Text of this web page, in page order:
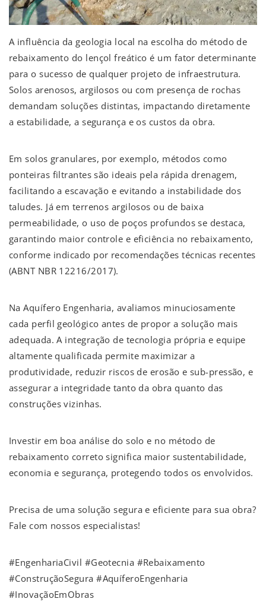
A influência da geologia local na escolha do método de
rebaixamento do lençol freático é um fator determinante
para o sucesso de qualquer projeto de infraestrutura.
Solos arenosos, argilosos ou com presença de rochas
demandam soluções distintas, impactando diretamente
a estabilidade, a segurança e os custos da obra.
Em solos granulares, por exemplo, métodos como
ponteiras filtrantes são ideais pela rápida drenagem,
facilitando a escavação e evitando a instabilidade dos
taludes. Já em terrenos argilosos ou de baixa
permeabilidade, o uso de poços profundos se destaca,
garantindo maior controle e eficiência no rebaixamento,
conforme indicado por recomendações técnicas recentes
(ABNT NBR 12216/2017).
Na Aquífero Engenharia, avaliamos minuciosamente
cada perfil geológico antes de propor a solução mais
adequada. A integração de tecnologia própria e equipe
altamente qualificada permite maximizar a
produtividade, reduzir riscos de erosão e sub-pressão, e
assegurar a integridade tanto da obra quanto das
construções vizinhas.
Investir em boa análise do solo e no método de
rebaixamento correto significa maior sustentabilidade,
economia e segurança, protegendo todos os envolvidos.
Precisa de uma solução segura e eficiente para sua obra?
Fale com nossos especialistas!
#EngenhariaCivil #Geotecnia #Rebaixamento
#ConstruçãoSegura #AquíferoEngenharia
#InovaçãoEmObras